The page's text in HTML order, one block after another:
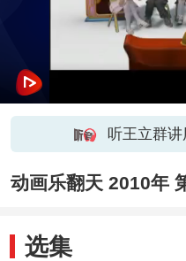
听王立群
动画乐翻天 2010年
选集